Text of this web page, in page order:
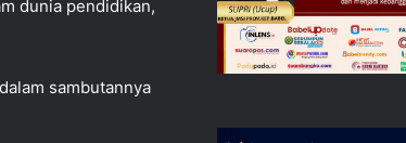
dunia pendidikan,
sambutannya